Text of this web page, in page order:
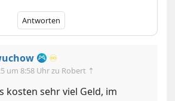
Antworten
♾️
um 8:58 Uhrzu Robert ⇡
kosten sehr viel Geld, im